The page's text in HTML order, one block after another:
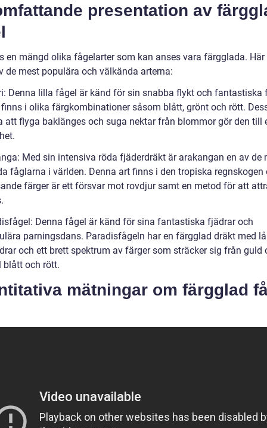
presentation av
en mängd olika fågelarter som kan anses vara färgglada. Här
de mest populära och välkända arterna:
Denna lilla fågel är känd för sin snabba flykt och fantastiska
i olika färgkombinationer såsom blått, grönt och rött.
att flyga baklänges och suga nektar från blommor gör den till
Med sin intensiva röda fjäderdräkt är arakangan en av de
fåglarna i världen. Denna art finns i den tropiska regnskogen
färger är ett försvar mot rovdjur samt en metod för att
Denna fågel är känd för sina fantastiska fjädrar och
parningsdans. Paradisfågeln har en färgglad dräkt med
och ett brett spektrum av färger som sträcker sig från guld
blått och rött.
mätningar om färgglad